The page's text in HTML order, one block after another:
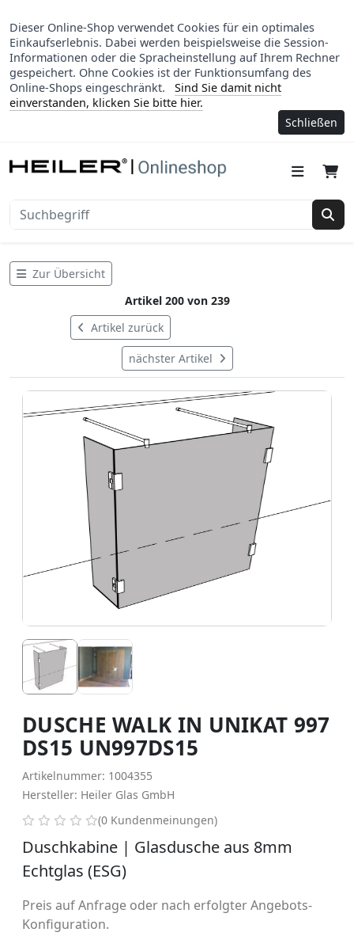
Dieser Online-Shop verwendet Cookies für ein optimales
Einkaufserlebnis. Dabei werden beispielsweise die Session-
Informationen oder die Spracheinstellung auf Ihrem Rechner
gespeichert. Ohne Cookies ist der Funktionsumfang des
Online-Shops eingeschränkt.
Sind Sie damit nicht
einverstanden, klicken Sie bitte hier.
Schließen
Zur Übersicht
Artikel zurück
Artikel 200 von 239
nächster Artikel
DUSCHE WALK IN UNIKAT 997
DS15 UN997DS15
Artikelnummer: 1004355
Hersteller: Heiler Glas GmbH
0 von 5 Sternen
(0 Kundenmeinungen)
Duschkabine | Glasdusche aus 8mm
Echtglas (ESG)
Preis auf Anfrage oder nach erfolgter Angebots-
Konfiguration.